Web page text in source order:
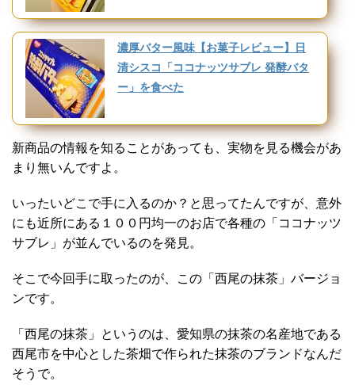
濃厚バター風味【お菓子レビュー】日
清シスコ「ココナッツサブレ 発酵バタ
ー」を食べた
新商品の情報を知ることがあっても、実物を見る機会があ
まり無いんですよ。
いったいどこで手に入るのか？と思ってたんですが、意外
にも近所にある１００円均一のお店で各種の「ココナッツ
サブレ」が並んでいるのを発見。
そこで今回手に取ったのが、この「西尾の抹茶」バージョ
ンです。
「西尾の抹茶」というのは、愛知県の抹茶の名産地である
西尾市を中心とした茶畑で作られた抹茶のブランドなんだ
そうで。